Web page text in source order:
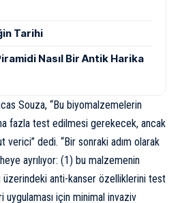
Tarihi
Nasıl Bir Antik Harika
Souza, “Bu biyomalzemelerin
fazla test edilmesi gerekecek, ancak
dedi. “Bir sonraki adım olarak
ayrılıyor: (1) bu malzemenin
anti-kanser özelliklerini test
için minimal invaziv